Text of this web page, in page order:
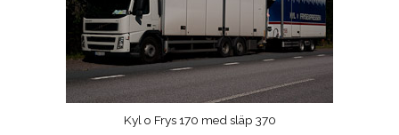
Kyl o Frys 170 med släp 370